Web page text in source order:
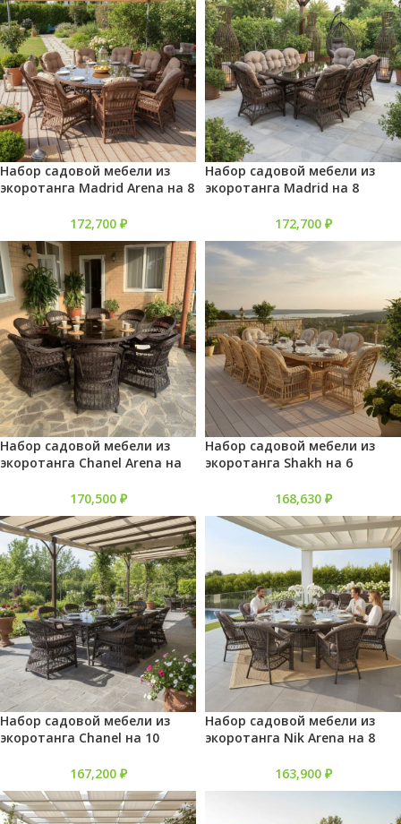
Набор садовой мебели из
экоротанга Madrid Arena на 8
172,700 ₽
Набор садовой мебели из
экоротанга Madrid на 8
172,700 ₽
Набор садовой мебели из
экоротанга Chanel Arena на
170,500 ₽
Набор садовой мебели из
экоротанга Shakh на 6
168,630 ₽
Набор садовой мебели из
экоротанга Chanel на 10
167,200 ₽
Набор садовой мебели из
экоротанга Nik Arena на 8
163,900 ₽